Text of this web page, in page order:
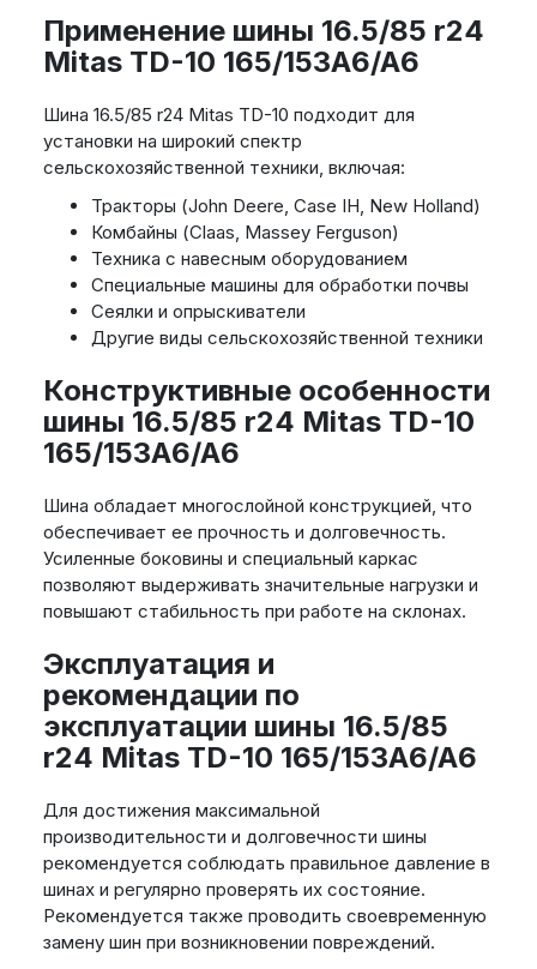
Применение шины 16.5/85 r24
Mitas TD-10 165/153A6/A6
Шина 16.5/85 r24 Mitas TD-10 подходит для
установки на широкий спектр
сельскохозяйственной техники, включая:
Тракторы (John Deere, Case IH, New Holland)
Комбайны (Claas, Massey Ferguson)
Техника с навесным оборудованием
Специальные машины для обработки почвы
Сеялки и опрыскиватели
Другие виды сельскохозяйственной техники
Конструктивные особенности
шины 16.5/85 r24 Mitas TD-10
165/153A6/A6
Шина обладает многослойной конструкцией, что
обеспечивает ее прочность и долговечность.
Усиленные боковины и специальный каркас
позволяют выдерживать значительные нагрузки и
повышают стабильность при работе на склонах.
Эксплуатация и
рекомендации по
эксплуатации шины 16.5/85
r24 Mitas TD-10 165/153A6/A6
Для достижения максимальной
производительности и долговечности шины
рекомендуется соблюдать правильное давление в
шинах и регулярно проверять их состояние.
Рекомендуется также проводить своевременную
замену шин при возникновении повреждений.